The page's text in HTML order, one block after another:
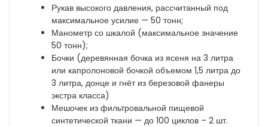
Рукав высокого давления, рассчитанный под
максимальное усилие — 50 тонн;
Манометр со шкалой (максимальное значение
50 тонн);
Бочки (деревянная бочка из ясеня на 3 литра
или капролоновой бочкой объемом 1,5 литра до
3 литра, донце и гнёт из березовой фанеры
экстра класса)
Мешочек из фильтровальной пищевой
синтетической ткани — до 100 циклов – 2 шт.